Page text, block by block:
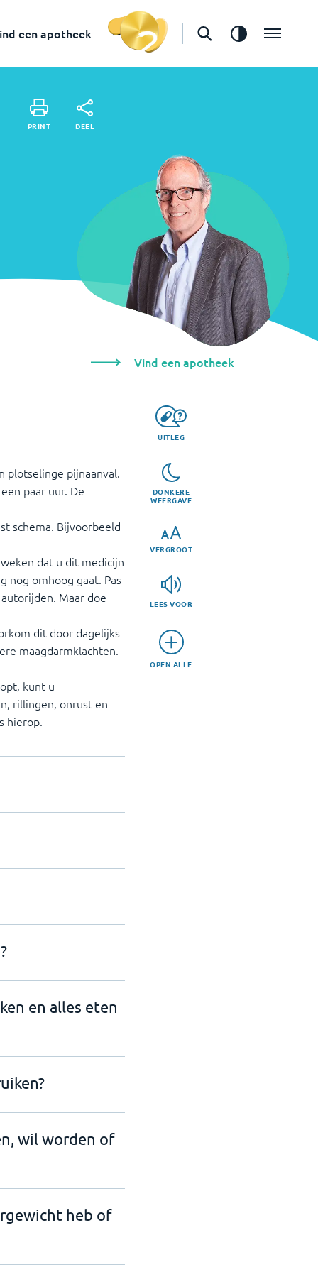
een apotheek Vind een apotheek
PRINT DEEL
Vind een apotheek
UITLEG
DONKERE
WEERGAVE
VERGROOT
LEES VOOR
OPEN ALLE
plotselinge pijnaanval.
paar uur. De
schema. Bijvoorbeeld
dat u dit medicijn
nog omhoog gaat. Pas
Maar doe
dit door dagelijks
maagdarmklachten.
kunt u
rillingen, onrust en
hierop.
en alles eten
wil worden of
heb of